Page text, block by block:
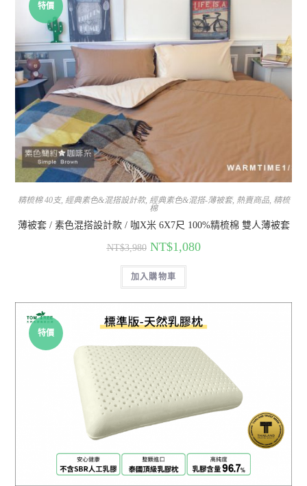
特價
精梳棉 40支, 經典素色&混搭設計款, 經典素色&混搭-薄被套, 熱賣商品, 精梳
棉
薄被套 / 素色混搭設計款 / 咖X米 6X7尺 100%精梳棉 雙人薄被套
NT$3,980 NT$1,080
加入購物車
特價